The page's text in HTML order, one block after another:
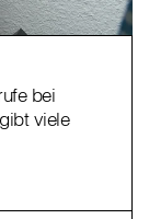
bei
viele